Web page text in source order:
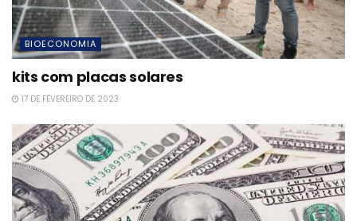
BIOECONOMIA
kits com placas solares
17 DE FEVEREIRO DE 2023